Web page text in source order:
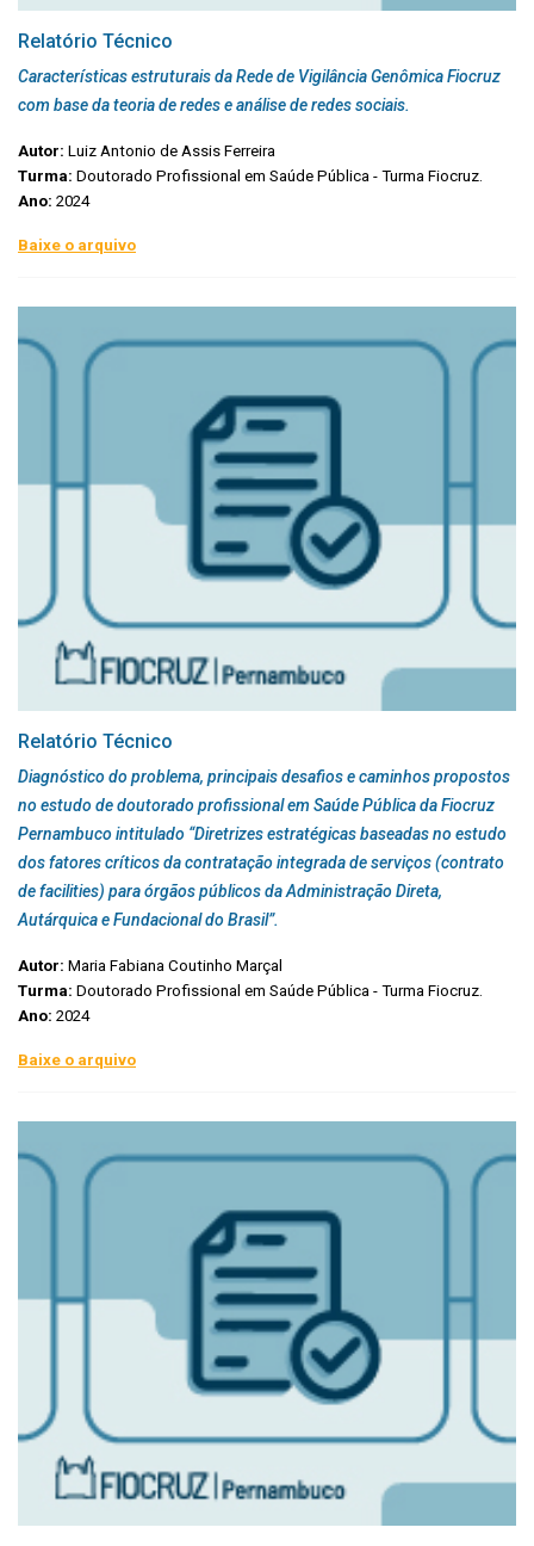
Relatório Técnico
Características estruturais da Rede de Vigilância Genômica Fiocruz
com base da teoria de redes e análise de redes sociais.
Autor: Luiz Antonio de Assis Ferreira
Turma: Doutorado Profissional em Saúde Pública - Turma Fiocruz.
Ano: 2024
Baixe o arquivo
Relatório Técnico
Diagnóstico do problema, principais desafios e caminhos propostos
no estudo de doutorado profissional em Saúde Pública da Fiocruz
Pernambuco intitulado “Diretrizes estratégicas baseadas no estudo
dos fatores críticos da contratação integrada de serviços (contrato
de facilities) para órgãos públicos da Administração Direta,
Autárquica e Fundacional do Brasil”.
Autor: Maria Fabiana Coutinho Marçal
Turma: Doutorado Profissional em Saúde Pública - Turma Fiocruz.
Ano: 2024
Baixe o arquivo